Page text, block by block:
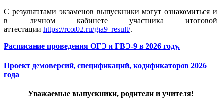
С результатами экзаменов выпускники могут ознакомиться и
в личном кабинете участника итоговой
аттестации https://rcoi02.ru/gia9_result/.
Расписание проведения ОГЭ и ГВЭ-9 в 2026 году.
Проект демоверсий, спецификаций, кодификаторов 2026
года
Уважаемые выпускники, родители и учителя!